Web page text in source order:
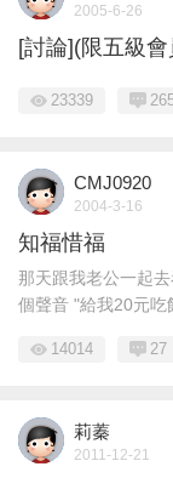
2005-6-26
[討論](限五級
23339
CMJ0920
2004-3-16
知福惜福
那天跟我老公一起
個聲音 "給我20元吃
14014 27
莉蓁
2011-12-21